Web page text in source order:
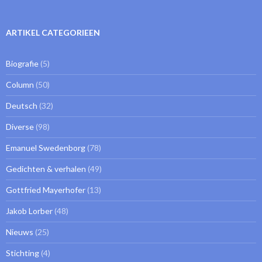
ARTIKEL CATEGORIEEN
Biografie (5)
Column (50)
Deutsch (32)
Diverse (98)
Emanuel Swedenborg (78)
Gedichten & verhalen (49)
Gottfried Mayerhofer (13)
Jakob Lorber (48)
Nieuws (25)
Stichting (4)